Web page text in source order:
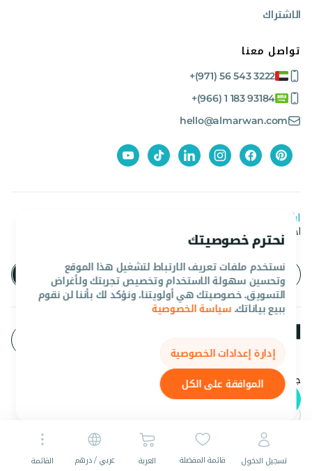
نحترم خصوصيتك
نستخدم ملفات تعريف الارتباط لتشغيل هذا الموقع
وتحسين سهولة الاستخدام وتخصيص تجربتك ولأغراض
التسويق. خصوصيتك هي أولويتنا، ونؤكد لك بأننا لن نقوم
ببيع بياناتك. سياسة الخصوصية
إدارة إعدادات الخصوصية
الموافقة على الكل
الاشتراك
تواصل معنا
+(971) 56 543 3222
+(966) 1 183 93184
hello@almarwan.com
اشترك في نشرتنا الإخبارية
احصل على آخر العروض والأخبار من المروان
جميع الحقوق محفوظه المروان 2026©.
تسجيل الدخول قائمة المفضلة العربة عربي / درهم القائمة